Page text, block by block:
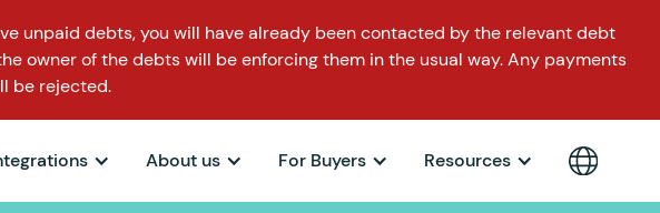
unpaid debts, you will have already been contacted by the relevant debt
owner of the debts will be enforcing them in the usual way. Any payments
be rejected.
About us For Buyers Resources